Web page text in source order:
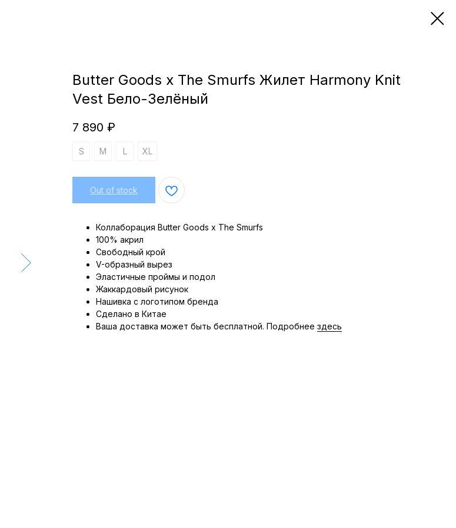
Butter Goods x The Smurfs Жилет Harmony Knit
Vest Бело-Зелёный
7 890 ₽
S M L XL
Out of stock
Коллаборация Butter Goods x The Smurfs
100% акрил
Свободный крой
V-образный вырез
Эластичные проймы и подол
Жаккардовый рисунок
Нашивка с логотипом бренда
Сделано в Китае
Ваша доставка может быть бесплатной. Подробнее здесь